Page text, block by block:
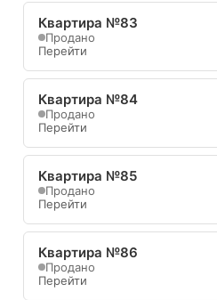
Квартира №83
Продано
Перейти
Квартира №84
Продано
Перейти
Квартира №85
Продано
Перейти
Квартира №86
Продано
Перейти